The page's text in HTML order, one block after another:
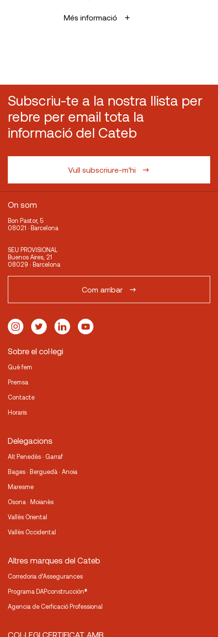
Més informació
Subscriu-te a la nostra llista per
rebre per email tota la
informació del Cateb
Vull subscriure-m'hi
On som
Bon Pastor, 5
08021 · Barcelona
SEU PROVISIONAL
Buenos Aires, 21
08029 · Barcelona
Com arribar
Sobre el col·legi
Què fem
Premsa
Contacte
Horaris
Delegacions
Alt Penedès · Garraf
Bages · Berguedà · Anoia
Maresme
Osona · Moianès
Vallès Oriental
Vallès Occidental
Altres marques del Cateb
Corredoria d’Assegurances
Programa DAPconstrucción®
Agencia de Cerficació Professional
COL·LEGI CERTIFICAT AMB